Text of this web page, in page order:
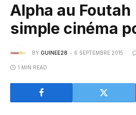
Alpha au Foutah
simple cinéma
BY GUINEE28 6 SEPTEMBRE 2015
1 MIN READ